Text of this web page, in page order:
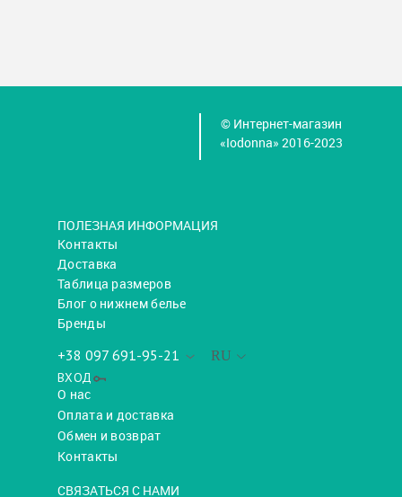
© Интернет-магазин
«Iodonna» 2016-2023
ПОЛЕЗНАЯ ИНФОРМАЦИЯ
Контакты
Доставка
Таблица размеров
Блог о нижнем белье
Бренды
RU
+38 097 691-95-21
ВХОД
О нас
Оплата и доставка
Обмен и возврат
Контакты
СВЯЗАТЬСЯ С НАМИ